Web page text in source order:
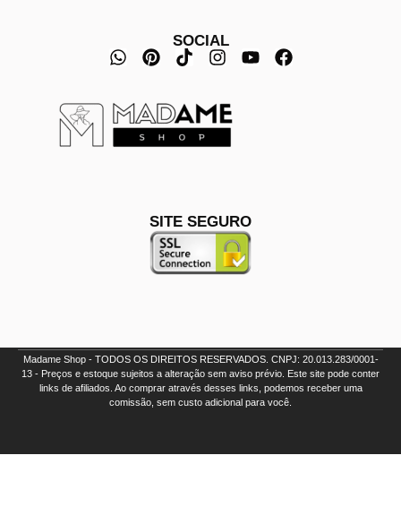
SOCIAL
SITE SEGURO
Madame Shop - TODOS OS DIREITOS RESERVADOS. CNPJ: 20.013.283/0001-
13 - Preços e estoque sujeitos a alteração sem aviso prévio. Este site pode conter
links de afiliados. Ao comprar através desses links, podemos receber uma
comissão, sem custo adicional para você.